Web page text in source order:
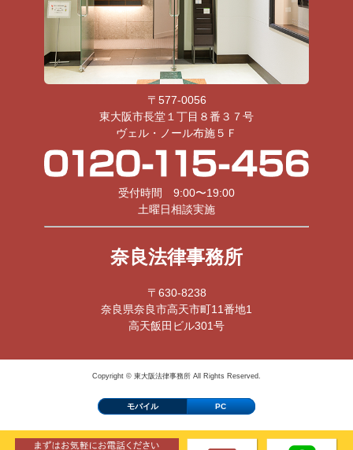
〒577-0056
東大阪市長堂１丁目８番３７号
ヴェル・ノール布施５Ｆ
受付時間 9:00〜19:00
土曜日相談実施
奈良法律事務所
〒630-8238
奈良県奈良市高天市町11番地1
高天飯田ビル301号
Copyright © 東大阪法律事務所 All Rights Reserved.
モバイル PC